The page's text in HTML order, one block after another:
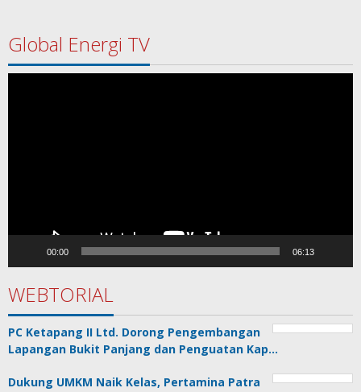
Global Energi TV
00:00 06:13
WEBTORIAL
PC Ketapang II Ltd. Dorong Pengembangan
Lapangan Bukit Panjang dan Penguatan Kap…
Dukung UMKM Naik Kelas, Pertamina Patra